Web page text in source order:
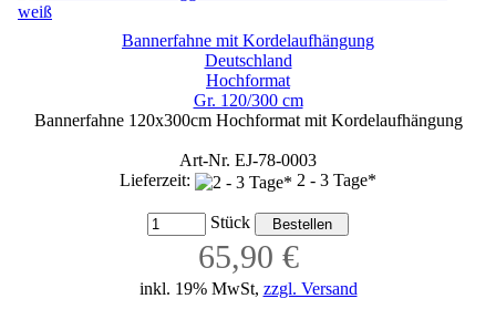
Bannerfahne mit Kordelaufhängung
Deutschland
Hochformat
Gr. 120/300 cm
Bannerfahne 120x300cm Hochformat mit Kordelaufhängung
Art-Nr. EJ-78-0003
Lieferzeit:
2 - 3 Tage*
Stück
65,90 €
inkl. 19% MwSt, zzgl. Versand